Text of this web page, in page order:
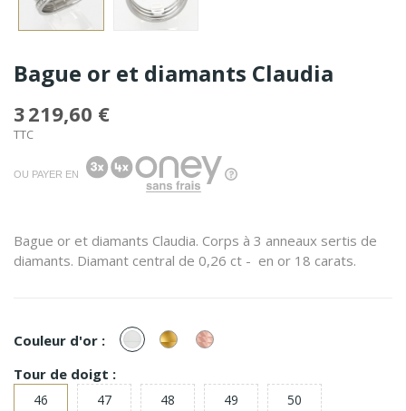
Bague or et diamants Claudia
3 219,60 €
TTC
OU PAYER EN
Bague or et diamants Claudia. Corps à 3 anneaux sertis de
diamants. Diamant central de 0,26 ct - en or 18 carats.
Couleur d'or : or
Blanc
or
Jaune
or
Rose
Tour de doigt :
46 47 48 49
50